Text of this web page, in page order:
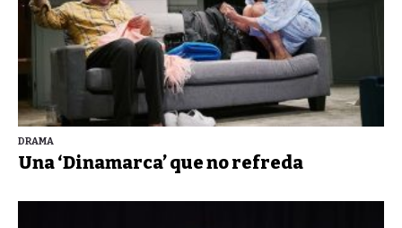
DRAMA
Una ‘Dinamarca’ que no refreda